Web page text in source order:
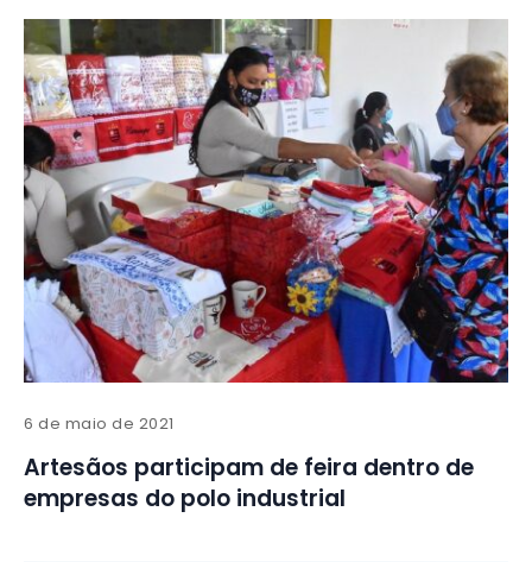
6 de maio de 2021
Artesãos participam de feira dentro de
empresas do polo industrial